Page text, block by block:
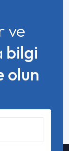
ve
bilgi
olun